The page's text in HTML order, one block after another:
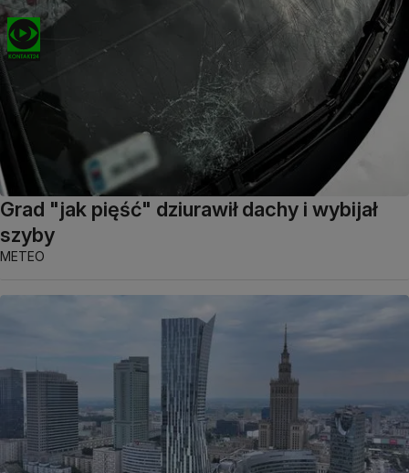
Grad "jak pięść" dziurawił dachy i wybijał
szyby
METEO